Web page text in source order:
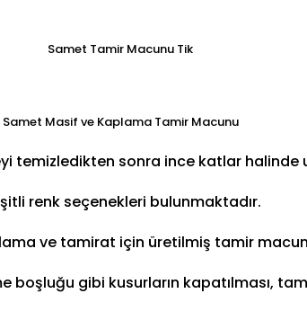
Samet Tamir Macunu Tik
Samet Masif ve Kaplama Tamir Macunu
temizledikten sonra ince katlar halinde
renk seçenekleri bulunmaktadır.
ve tamirat için üretilmiş tamir
gibi kusurların kapatılması,